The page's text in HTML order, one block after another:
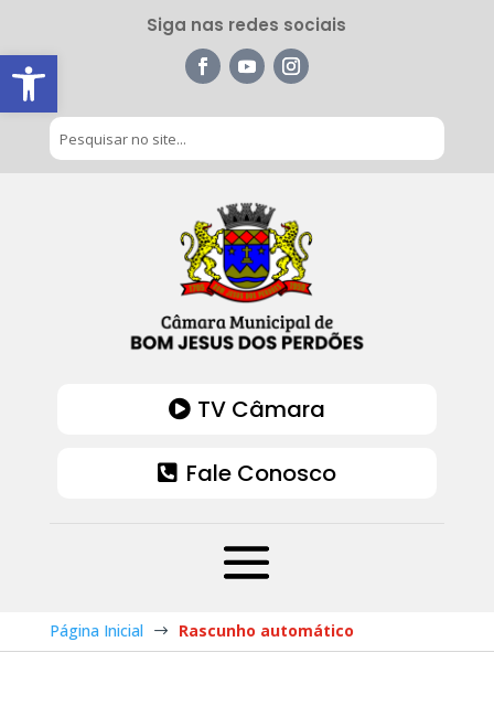
Barra de Ferramentas Aberta
Siga nas redes sociais
TV Câmara
Fale Conosco
Página Inicial $ Rascunho automático